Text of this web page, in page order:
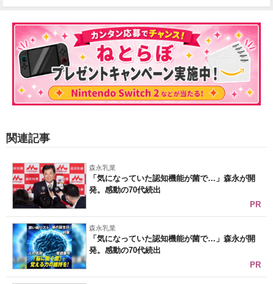
関連記事
森永乳業
「気になっていた認知機能が菌で…」森永が開
発。感動の70代続出
PR
森永乳業
「気になっていた認知機能が菌で…」森永が開
発。感動の70代続出
PR